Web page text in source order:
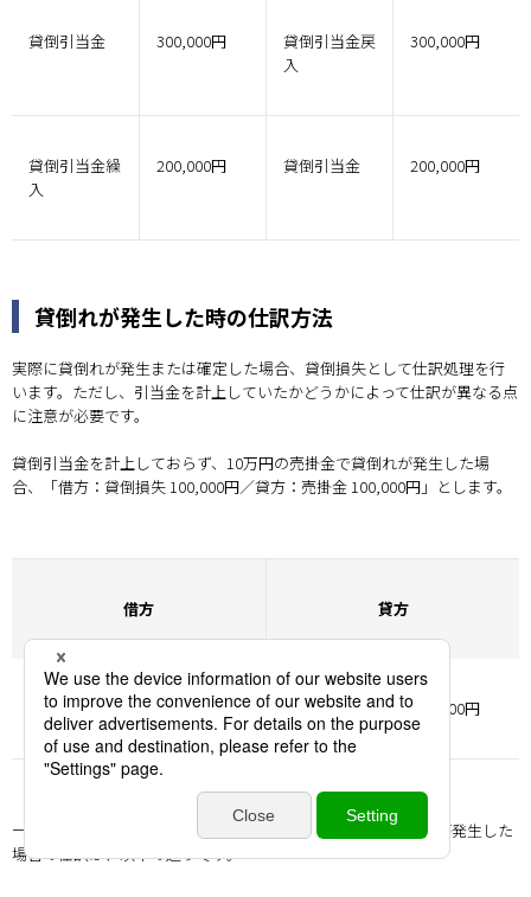
貸倒引当金 300,000円
貸倒引当金戻
入
300,000円
貸倒引当金繰
入
200,000円 貸倒引当金 200,000円
貸倒れが発生した時の仕訳方法
実際に貸倒れが発生または確定した場合、貸倒損失として仕訳処理を行
います。ただし、引当金を計上していたかどうかによって仕訳が異なる点
に注意が必要です。
貸倒引当金を計上しておらず、10万円の売掛金で貸倒れが発生した場
合、「借方：貸倒損失 100,000円／貸方：売掛金 100,000円」とします。
借方 貸方
貸倒損失 100,000円 売掛金 100,000円
一方で、貸倒引当金5万円を計上し、10万円の売掛金が貸倒れが発生した
場合の仕訳は、以下の通りです。